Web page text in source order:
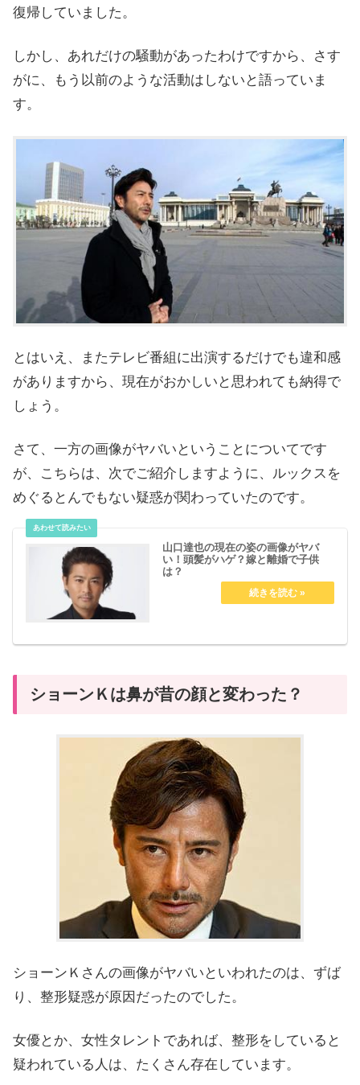
復帰していました。
しかし、あれだけの騒動があったわけですから、さす
がに、もう以前のような活動はしないと語っていま
す。
とはいえ、またテレビ番組に出演するだけでも違和感
がありますから、現在がおかしいと思われても納得で
しょう。
さて、一方の画像がヤバいということについてです
が、こちらは、次でご紹介しますように、ルックスを
めぐるとんでもない疑惑が関わっていたのです。
山口達也の現在の姿の画像がヤバ
い！頭髪がハゲ？嫁と離婚で子供
は？
ショーンＫは鼻が昔の顔と変わった？
ショーンＫさんの画像がヤバいといわれたのは、ずば
り、整形疑惑が原因だったのでした。
女優とか、女性タレントであれば、整形をしていると
疑われている人は、たくさん存在しています。